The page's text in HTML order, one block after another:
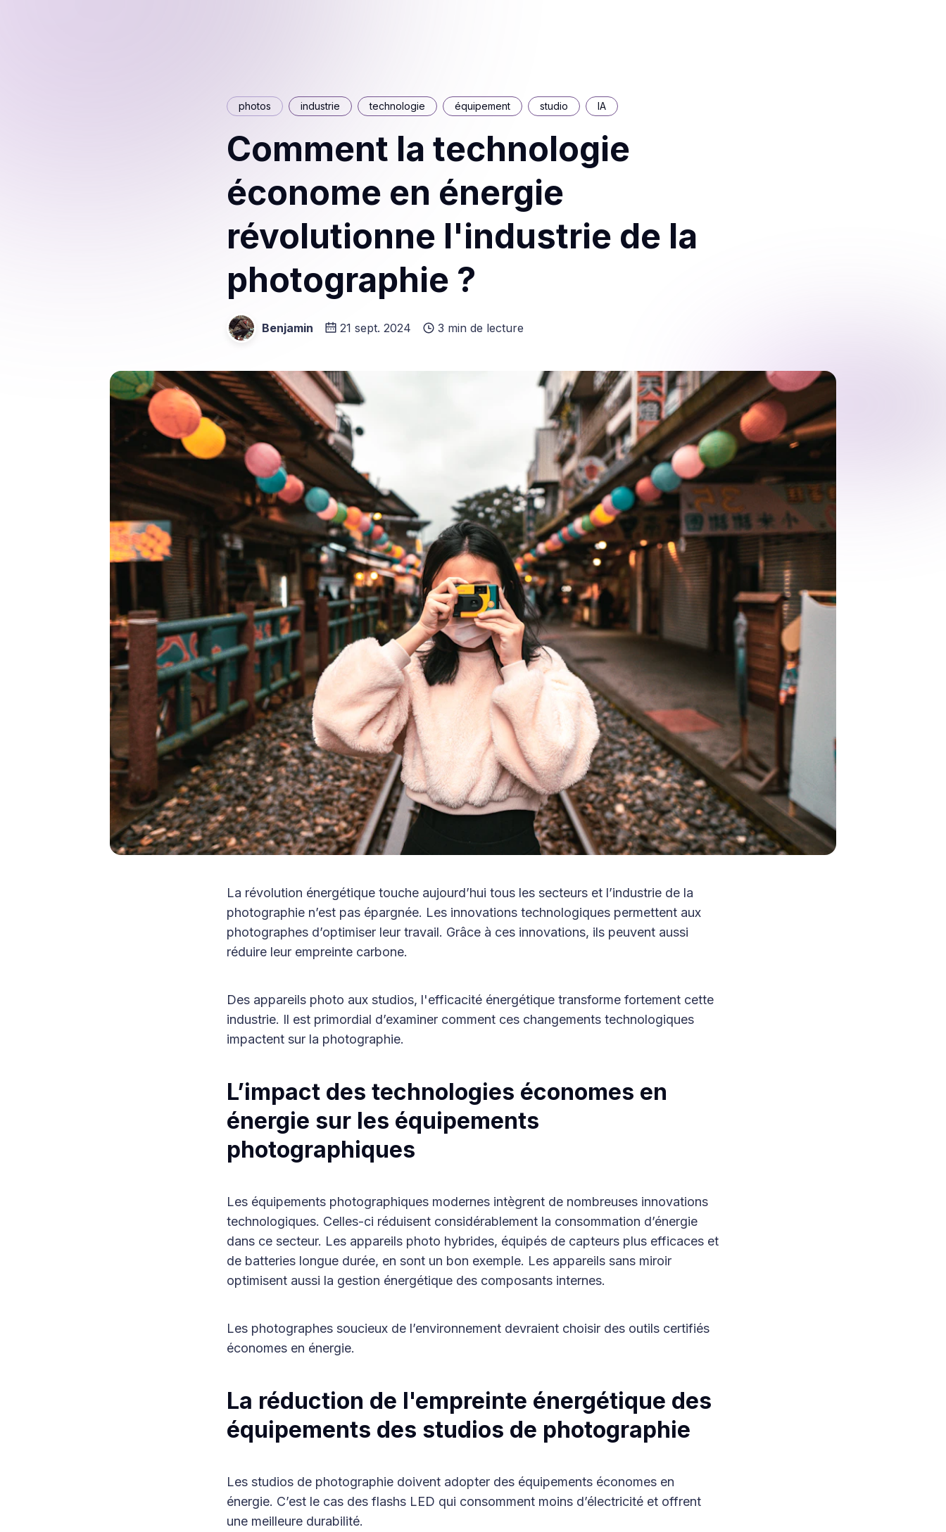
photos industrie technologie équipement studio IA
Comment la technologie
économe en énergie
révolutionne l'industrie de la
photographie ?
Benjamin 21 sept. 2024 3 min de lecture
La révolution énergétique touche aujourd’hui tous les secteurs et l’industrie de la
photographie n’est pas épargnée. Les innovations technologiques permettent aux
photographes d’optimiser leur travail. Grâce à ces innovations, ils peuvent aussi
réduire leur empreinte carbone.
Des appareils photo aux studios, l'efficacité énergétique transforme fortement cette
industrie. Il est primordial d’examiner comment ces changements technologiques
impactent sur la photographie.
L’impact des technologies économes en
énergie sur les équipements
photographiques
Les équipements photographiques modernes intègrent de nombreuses innovations
technologiques. Celles-ci réduisent considérablement la consommation d’énergie
dans ce secteur. Les appareils photo hybrides, équipés de capteurs plus efficaces et
de batteries longue durée, en sont un bon exemple. Les appareils sans miroir
optimisent aussi la gestion énergétique des composants internes.
Les photographes soucieux de l’environnement devraient choisir des outils certifiés
économes en énergie.
La réduction de l'empreinte énergétique des
équipements des studios de photographie
Les studios de photographie doivent adopter des équipements économes en
énergie. C’est le cas des flashs LED qui consomment moins d’électricité et offrent
une meilleure durabilité.